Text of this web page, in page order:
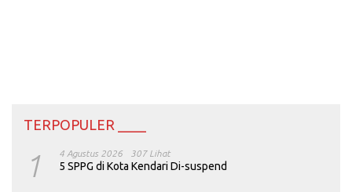
TERPOPULER ____
1 4 Agustus 2026 307 Lihat
5 SPPG di Kota Kendari Di-suspend